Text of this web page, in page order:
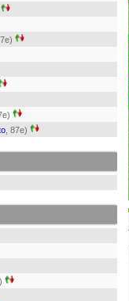
, 87e)